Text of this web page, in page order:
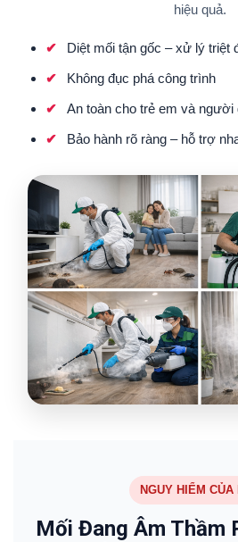
hiệu quả.
Diệt mối tận gốc – xử lý triệt
Không đục phá công trình
An toàn cho trẻ em và người
Bảo hành rõ ràng – hỗ trợ
NGUY HIỂM CỦA
Mối Đang Âm Thầm